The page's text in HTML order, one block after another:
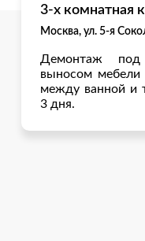
3-х комнатная
Москва, ул. 5-я
Демонтаж
выносом мебели
между ванной и
3 дня.